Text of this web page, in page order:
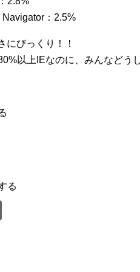
Navigator：2.5%
にびっくり！！
以上IEなのに、みんなどう
る